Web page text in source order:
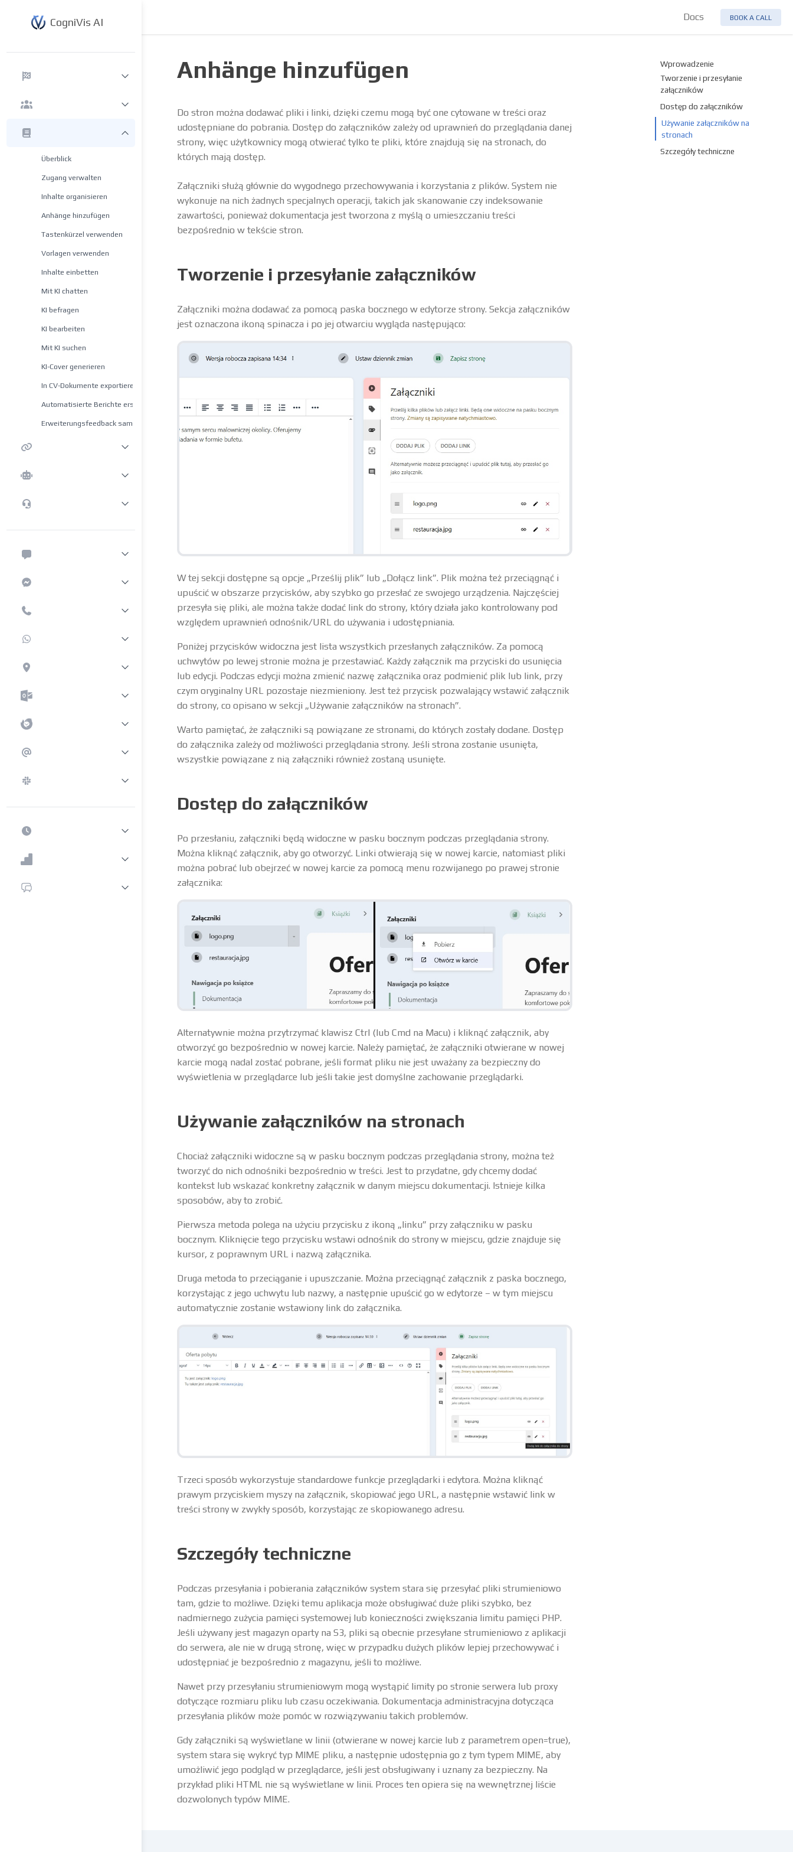
Docs BOOK A CALL
CogniVis AI
Überblick
Zugang verwalten
Inhalte organisieren
Anhänge hinzufügen
Tastenkürzel verwenden
Vorlagen verwenden
Inhalte einbetten
Mit KI chatten
KI befragen
KI bearbeiten
Mit KI suchen
KI-Cover generieren
In CV-Dokumente exportieren
Automatisierte Berichte erstellen
Erweiterungsfeedback sammeln
Anhänge hinzufügen
Do stron można dodawać pliki i linki, dzięki czemu mogą być one cytowane w treści oraz
udostępniane do pobrania. Dostęp do załączników zależy od uprawnień do przeglądania danej
strony, więc użytkownicy mogą otwierać tylko te pliki, które znajdują się na stronach, do
których mają dostęp.
Załączniki służą głównie do wygodnego przechowywania i korzystania z plików. System nie
wykonuje na nich żadnych specjalnych operacji, takich jak skanowanie czy indeksowanie
zawartości, ponieważ dokumentacja jest tworzona z myślą o umieszczaniu treści
bezpośrednio w tekście stron.
Tworzenie i przesyłanie załączników
Załączniki można dodawać za pomocą paska bocznego w edytorze strony. Sekcja załączników
jest oznaczona ikoną spinacza i po jej otwarciu wygląda następująco:
W tej sekcji dostępne są opcje „Prześlij plik” lub „Dołącz link”. Plik można też przeciągnąć i
upuścić w obszarze przycisków, aby szybko go przesłać ze swojego urządzenia. Najczęściej
przesyła się pliki, ale można także dodać link do strony, który działa jako kontrolowany pod
względem uprawnień odnośnik/URL do używania i udostępniania.
Poniżej przycisków widoczna jest lista wszystkich przesłanych załączników. Za pomocą
uchwytów po lewej stronie można je przestawiać. Każdy załącznik ma przyciski do usunięcia
lub edycji. Podczas edycji można zmienić nazwę załącznika oraz podmienić plik lub link, przy
czym oryginalny URL pozostaje niezmieniony. Jest też przycisk pozwalający wstawić załącznik
do strony, co opisano w sekcji „Używanie załączników na stronach”.
Warto pamiętać, że załączniki są powiązane ze stronami, do których zostały dodane. Dostęp
do załącznika zależy od możliwości przeglądania strony. Jeśli strona zostanie usunięta,
wszystkie powiązane z nią załączniki również zostaną usunięte.
Dostęp do załączników
Po przesłaniu, załączniki będą widoczne w pasku bocznym podczas przeglądania strony.
Można kliknąć załącznik, aby go otworzyć. Linki otwierają się w nowej karcie, natomiast pliki
można pobrać lub obejrzeć w nowej karcie za pomocą menu rozwijanego po prawej stronie
załącznika:
Alternatywnie można przytrzymać klawisz Ctrl (lub Cmd na Macu) i kliknąć załącznik, aby
otworzyć go bezpośrednio w nowej karcie. Należy pamiętać, że załączniki otwierane w nowej
karcie mogą nadal zostać pobrane, jeśli format pliku nie jest uważany za bezpieczny do
wyświetlenia w przeglądarce lub jeśli takie jest domyślne zachowanie przeglądarki.
Używanie załączników na stronach
Chociaż załączniki widoczne są w pasku bocznym podczas przeglądania strony, można też
tworzyć do nich odnośniki bezpośrednio w treści. Jest to przydatne, gdy chcemy dodać
kontekst lub wskazać konkretny załącznik w danym miejscu dokumentacji. Istnieje kilka
sposobów, aby to zrobić.
Pierwsza metoda polega na użyciu przycisku z ikoną „linku” przy załączniku w pasku
bocznym. Kliknięcie tego przycisku wstawi odnośnik do strony w miejscu, gdzie znajduje się
kursor, z poprawnym URL i nazwą załącznika.
Druga metoda to przeciąganie i upuszczanie. Można przeciągnąć załącznik z paska bocznego,
korzystając z jego uchwytu lub nazwy, a następnie upuścić go w edytorze – w tym miejscu
automatycznie zostanie wstawiony link do załącznika.
Trzeci sposób wykorzystuje standardowe funkcje przeglądarki i edytora. Można kliknąć
prawym przyciskiem myszy na załącznik, skopiować jego URL, a następnie wstawić link w
treści strony w zwykły sposób, korzystając ze skopiowanego adresu.
Szczegóły techniczne
Podczas przesyłania i pobierania załączników system stara się przesyłać pliki strumieniowo
tam, gdzie to możliwe. Dzięki temu aplikacja może obsługiwać duże pliki szybko, bez
nadmiernego zużycia pamięci systemowej lub konieczności zwiększania limitu pamięci PHP.
Jeśli używany jest magazyn oparty na S3, pliki są obecnie przesyłane strumieniowo z aplikacji
do serwera, ale nie w drugą stronę, więc w przypadku dużych plików lepiej przechowywać i
udostępniać je bezpośrednio z magazynu, jeśli to możliwe.
Nawet przy przesyłaniu strumieniowym mogą wystąpić limity po stronie serwera lub proxy
dotyczące rozmiaru pliku lub czasu oczekiwania. Dokumentacja administracyjna dotycząca
przesyłania plików może pomóc w rozwiązywaniu takich problemów.
Gdy załączniki są wyświetlane w linii (otwierane w nowej karcie lub z parametrem open=true),
system stara się wykryć typ MIME pliku, a następnie udostępnia go z tym typem MIME, aby
umożliwić jego podgląd w przeglądarce, jeśli jest obsługiwany i uznany za bezpieczny. Na
przykład pliki HTML nie są wyświetlane w linii. Proces ten opiera się na wewnętrznej liście
dozwolonych typów MIME.
Wprowadzenie
Tworzenie i przesyłanie
załączników
Dostęp do załączników
Używanie załączników na
stronach
Szczegóły techniczne